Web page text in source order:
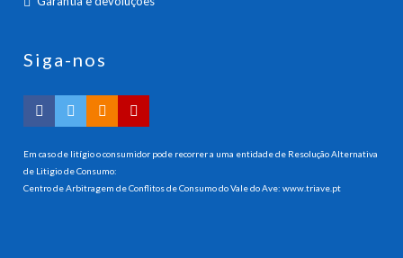
Siga-nos
Em caso de litígio o consumidor pode recorrer a uma entidade de Resolução Alternativa
de Litigio de Consumo:
Centro de Arbitragem de Conflitos de Consumo do Vale do Ave:www.triave.pt